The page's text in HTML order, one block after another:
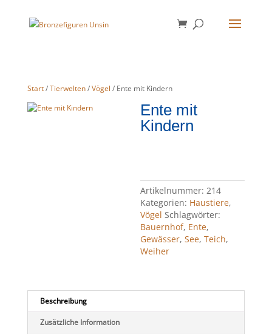
Start/Tierwelten/Vögel / Ente mit Kindern
Ente mit
Kindern
Artikelnummer:214
Kategorien: Haustiere,
Vögel Schlagwörter:
Bauernhof, Ente,
Gewässer,See,Teich,
Weiher
Beschreibung
Zusätzliche Information